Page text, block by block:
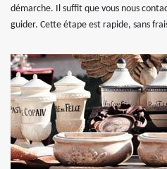
démarche. Il suffit que vous nous
guider. Cette étape est rapide, sans